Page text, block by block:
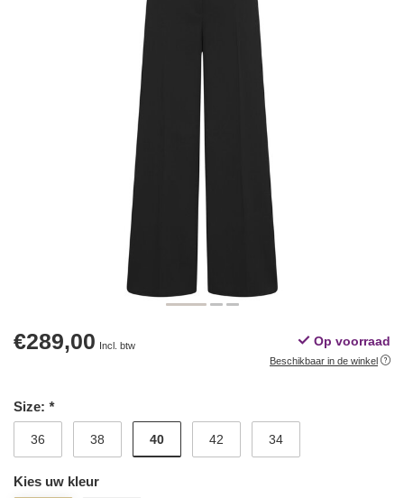
€289,00 Incl. btw Op voorraad
Beschikbaar in de winkel
Size: *
36 38 40 42 34
Kies uw kleur